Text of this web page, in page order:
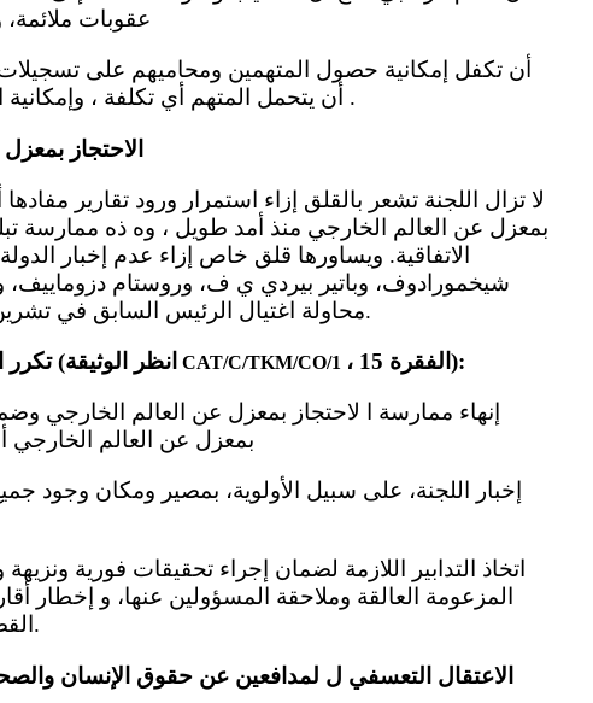
عقوبات
أن يتحمل المتهم أي تكلفة ، وإمكانية استخدام هذه التسجيلات ك أدلة في المحكمة .
الاحتجاز
بمعزل عن العالم الخارجي منذ أمد طويل ، وه ذه ممارسة
الاتفاقية. ويساورها قلق خاص إزاء عدم إخبار
شيخمورادوف، وباتير بيردي ي ف، وروستام دزوماييف،
محاولة اغتيال الرئيس السابق في تشرين الثاني/نوفمبر 2002 (المواد 2 و11 - 14 و16).
تكرر اللجنة توصياتها التالية إلى الدولة الطرف (انظر الوثيقة CAT/C/TKM/CO/1 ، الفقرة 15):
بمعزل عن العالم الخارجي
المزعومة العالقة وملاحقة المسؤولين عنها، و إخطار
القضائية، و إتاحة سبل الانتصاف، حسب الاقتضاء.
الاعتقال التعسفي ل لمدافعين عن حقوق الإنسان